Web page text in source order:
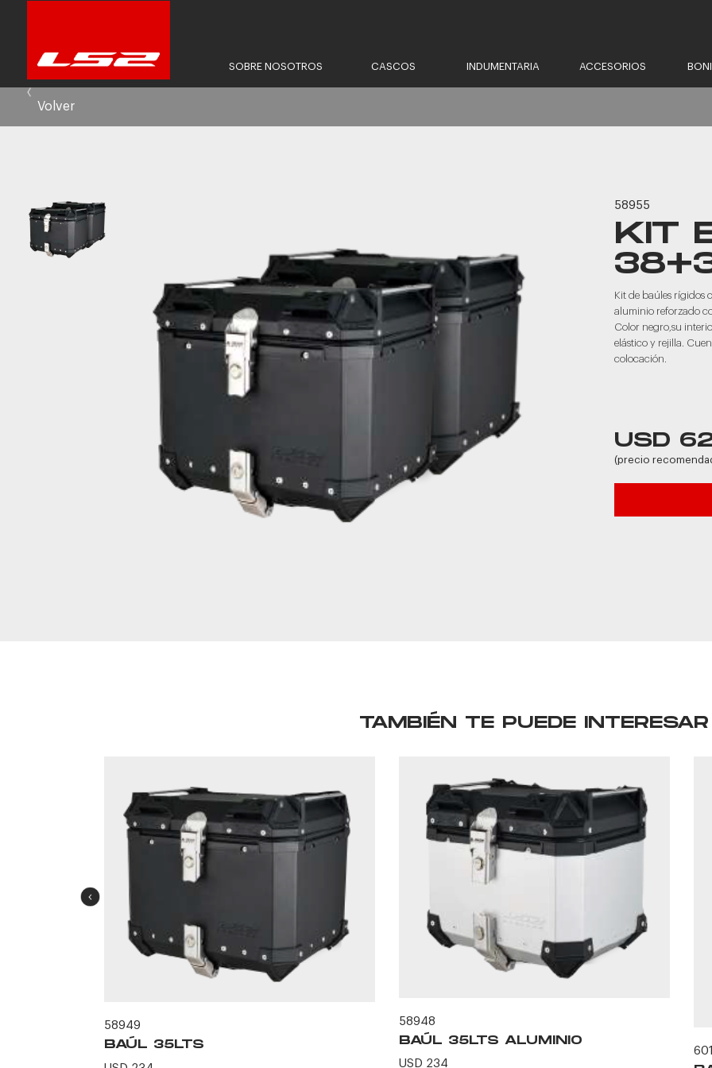
SOBRE NOSOTROS CASCOS INDUMENTARIA ACCESORIOS
Volver
58955
KIT
Kit de baúles rígidos
aluminio reforzado
Color negro,su
elástico y rejilla.
colocación.
USD
(precio
TAMBIÉN TE PUEDE INTERESAR
58949
BAÚL 35LTS
58948
BAÚL 35LTS ALUMINIO
USD 234